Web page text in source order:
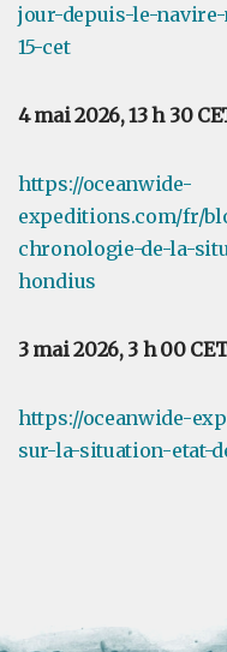
jour-depuis-le-
15-cet
4 mai 2026, 13 h 30
https://oceanwide-
expeditions.com/fr/
chronologie-de-la-
hondius
3 mai 2026, 3 h 00
https://oceanwide-
sur-la-situation-etat-